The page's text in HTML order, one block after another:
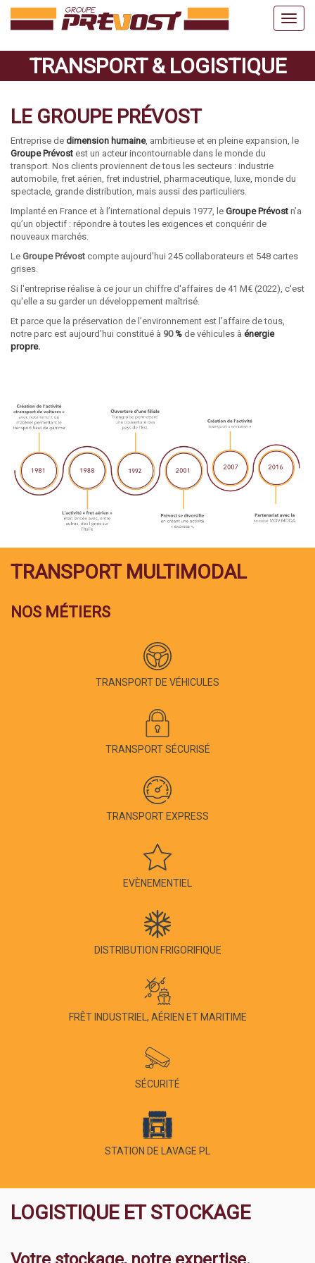
TRANSPORT & LOGISTIQUE
LE GROUPE PRÉVOST
Entreprise de dimension humaine, ambitieuse et en pleine expansion, le
Groupe Prévost est un acteur incontournable dans le monde du
transport. Nos clients proviennent de tous les secteurs : industrie
automobile, fret aérien, fret industriel, pharmaceutique, luxe, monde du
spectacle, grande distribution, mais aussi des particuliers.
Implanté en France et à l’international depuis 1977, le Groupe Prévost n’a
qu’un objectif : répondre à toutes les exigences et conquérir de
nouveaux marchés.
Le Groupe Prévost compte aujourd'hui 245 collaborateurs et 548 cartes
grises.
Si l'entreprise réalise à ce jour un chiffre d'affaires de 41 M€ (2022), c'est
qu'elle a su garder un développement maîtrisé.
Et parce que la préservation de l’environnement est l’affaire de tous,
notre parc est aujourd’hui constitué à 90% de véhicules à énergie
propre.
TRANSPORT MULTIMODAL
NOS MÉTIERS
TRANSPORT DE VÉHICULES
TRANSPORT SÉCURISÉ
TRANSPORT EXPRESS
EVÈNEMENTIEL
DISTRIBUTION FRIGORIFIQUE
FRÊT INDUSTRIEL, AÉRIEN ET MARITIME
SÉCURITÉ
STATION DE LAVAGE PL
LOGISTIQUE ET STOCKAGE